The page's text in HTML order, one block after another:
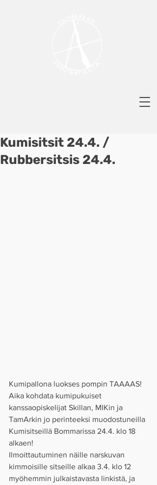
Kumisitsit 24.4. /
Rubbersitsis 24.4.
Kumipallona luokses pompin TAAAAS!
Aika kohdata kumipukuiset
kanssaopiskelijat Skillan, MIKin ja
TamArkin jo perinteeksi muodostuneilla
Kumisitseillä Bommarissa 24.4. klo 18
alkaen!
Ilmoittautuminen näille narskuvan
kimmoisille sitseille alkaa 3.4. klo 12
myöhemmin julkaistavasta linkistä, ja